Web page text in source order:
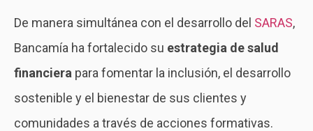
De manera simultánea con el desarrollo del SARAS,
Bancamía ha fortalecido su estrategia de salud
financiera para fomentar la inclusión, el desarrollo
sostenible y el bienestar de sus clientes y
comunidades a través de acciones formativas.